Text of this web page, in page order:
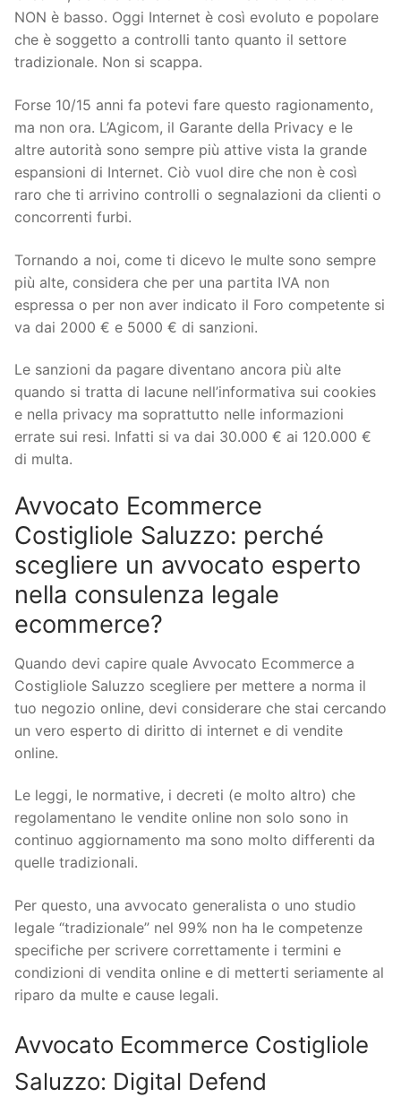
NON è basso. Oggi Internet è così evoluto e popolare
che è soggetto a controlli tanto quanto il settore
tradizionale. Non si scappa.
Forse 10/15 anni fa potevi fare questo ragionamento,
ma non ora. L’Agicom, il Garante della Privacy e le
altre autorità sono sempre più attive vista la grande
espansioni di Internet. Ciò vuol dire che non è così
raro che ti arrivino controlli o segnalazioni da clienti o
concorrenti furbi.
Tornando a noi, come ti dicevo le multe sono sempre
più alte, considera che per una partita IVA non
espressa o per non aver indicato il Foro competente si
va dai 2000 € e 5000 € di sanzioni.
Le sanzioni da pagare diventano ancora più alte
quando si tratta di lacune nell’informativa sui cookies
e nella privacy ma soprattutto nelle informazioni
errate sui resi. Infatti si va dai 30.000 € ai 120.000 €
di multa.
Avvocato Ecommerce
Costigliole Saluzzo: perché
scegliere un avvocato esperto
nella consulenza legale
ecommerce?
Quando devi capire quale Avvocato Ecommerce a
Costigliole Saluzzo scegliere per mettere a norma il
tuo negozio online, devi considerare che stai cercando
un vero esperto di diritto di internet e di vendite
online.
Le leggi, le normative, i decreti (e molto altro) che
regolamentano le vendite online non solo sono in
continuo aggiornamento ma sono molto differenti da
quelle tradizionali.
Per questo, una avvocato generalista o uno studio
legale “tradizionale” nel 99% non ha le competenze
specifiche per scrivere correttamente i termini e
condizioni di vendita online e di metterti seriamente al
riparo da multe e cause legali.
Avvocato Ecommerce Costigliole
Saluzzo: Digital Defend